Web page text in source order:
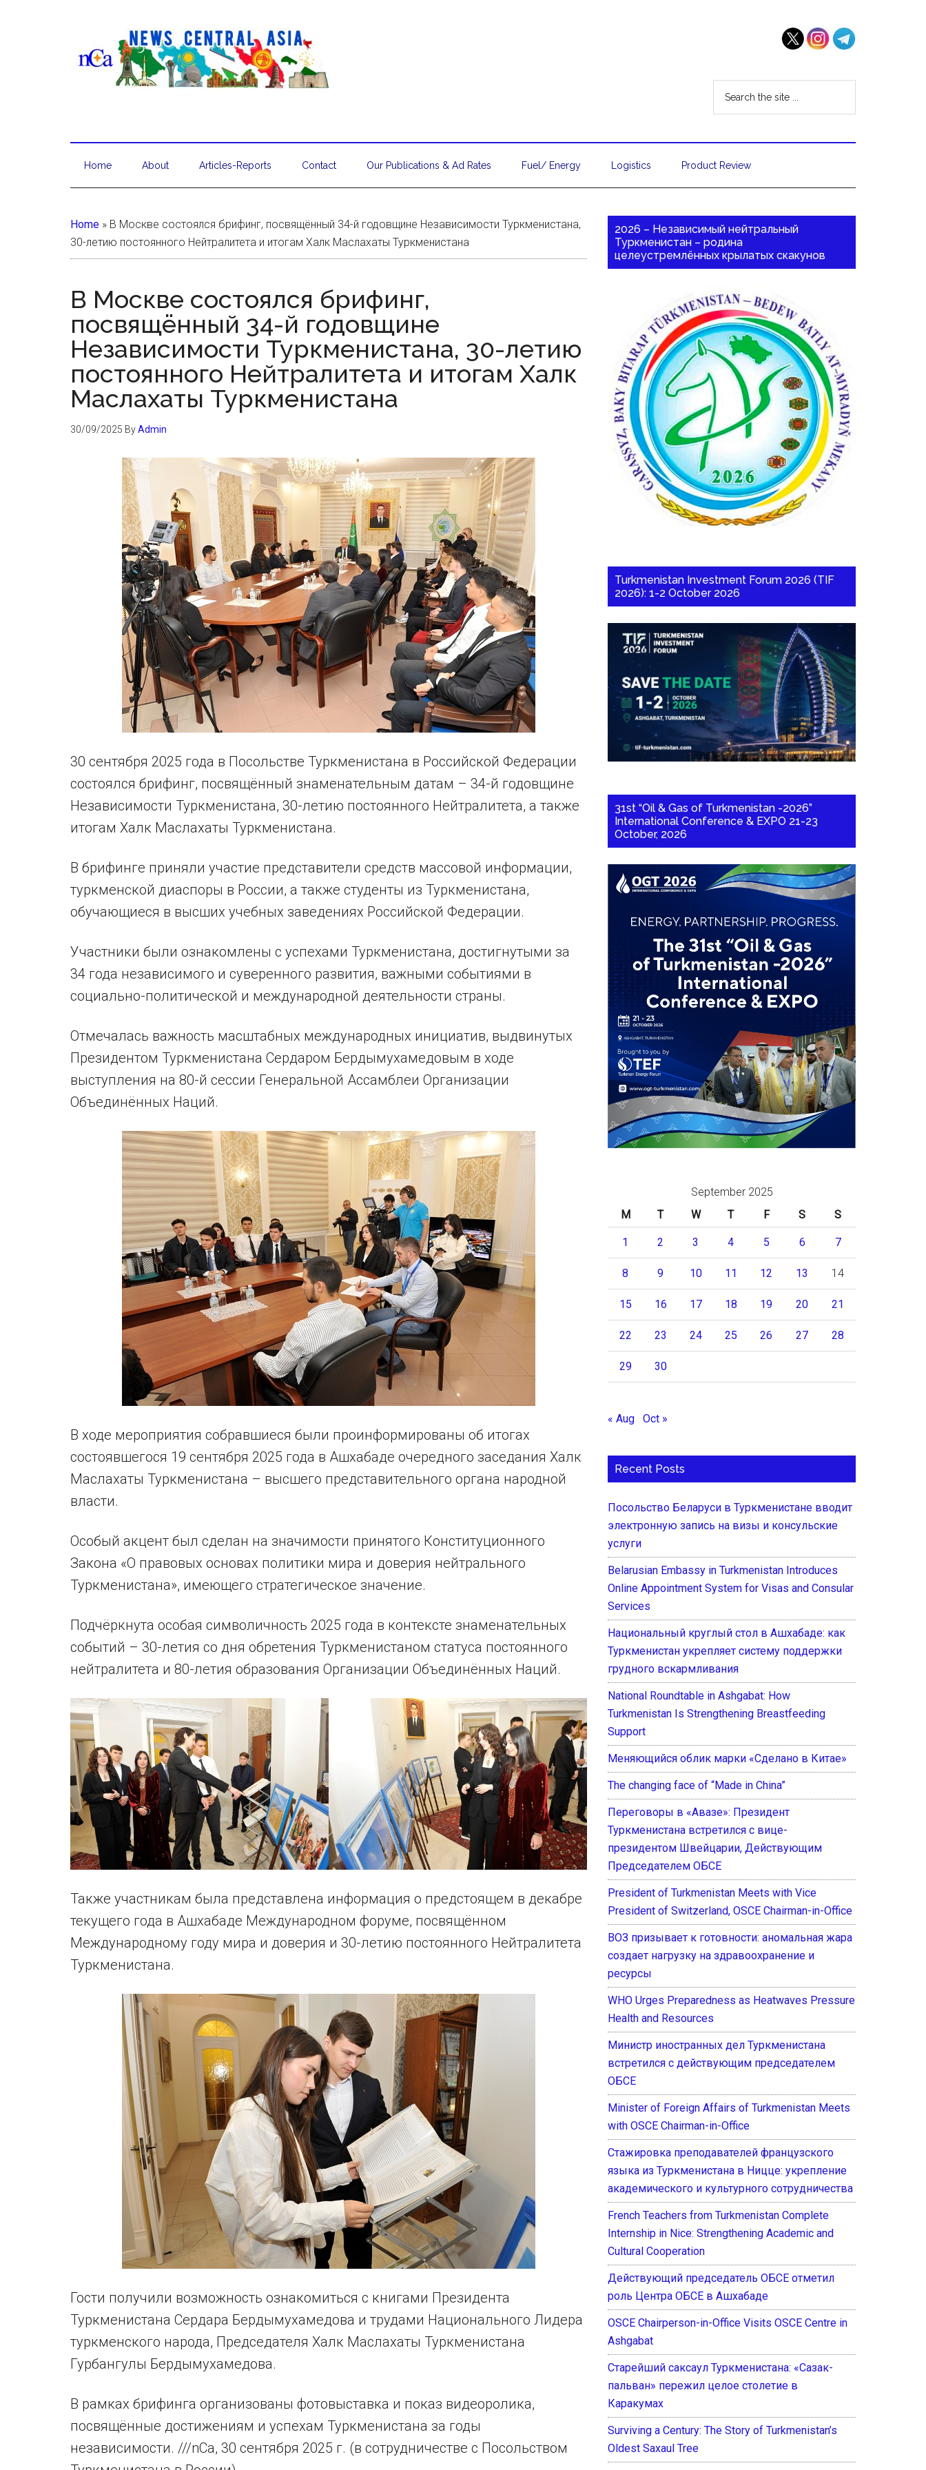
Home About Articles-Reports Contact Our Publications & Ad Rates Fuel/ Energy Logistics Product Review
Home » В Москве состоялся брифинг, посвящённый 34-й годовщине Независимости Туркменистана,
30-летию постоянного Нейтралитета и итогам Халк Маслахаты Туркменистана
В Москве состоялся брифинг,
посвящённый 34-й годовщине
Независимости Туркменистана, 30-летию
постоянного Нейтралитета и итогам Халк
Маслахаты Туркменистана
30/09/2025 ByAdmin
30 сентября 2025 года в Посольстве Туркменистана в Российской Федерации
состоялся брифинг, посвящённый знаменательным датам – 34-й годовщине
Независимости Туркменистана, 30-летию постоянного Нейтралитета, а также
итогам Халк Маслахаты Туркменистана.
В брифинге приняли участие представители средств массовой информации,
туркменской диаспоры в России, а также студенты из Туркменистана,
обучающиеся в высших учебных заведениях Российской Федерации.
Участники были ознакомлены с успехами Туркменистана, достигнутыми за
34 года независимого и суверенного развития, важными событиями в
социально-политической и международной деятельности страны.
Отмечалась важность масштабных международных инициатив, выдвинутых
Президентом Туркменистана Сердаром Бердымухамедовым в ходе
выступления на 80-й сессии Генеральной Ассамблеи Организации
Объединённых Наций.
В ходе мероприятия собравшиеся были проинформированы об итогах
состоявшегося 19 сентября 2025 года в Ашхабаде очередного заседания Халк
Маслахаты Туркменистана – высшего представительного органа народной
власти.
Особый акцент был сделан на значимости принятого Конституционного
Закона «О правовых основах политики мира и доверия нейтрального
Туркменистана», имеющего стратегическое значение.
Подчёркнута особая символичность 2025 года в контексте знаменательных
событий – 30-летия со дня обретения Туркменистаном статуса постоянного
нейтралитета и 80-летия образования Организации Объединённых Наций.
Также участникам была представлена информация о предстоящем в декабре
текущего года в Ашхабаде Международном форуме, посвящённом
Международному году мира и доверия и 30-летию постоянного Нейтралитета
Туркменистана.
Гости получили возможность ознакомиться с книгами Президента
Туркменистана Сердара Бердымухамедова и трудами Национального Лидера
туркменского народа, Председателя Халк Маслахаты Туркменистана
Гурбангулы Бердымухамедова.
В рамках брифинга организованы фотовыставка и показ видеоролика,
посвящённые достижениям и успехам Туркменистана за годы
независимости. ///nCa, 30 сентября 2025 г. (в сотрудничестве с Посольством
2026 – Независимый нейтральный
Туркменистан – родина
целеустремлённых крылатых скакунов
Turkmenistan Investment Forum 2026 (TIF
2026): 1-2 October 2026
31st “Oil & Gas of Turkmenistan -2026”
International Conference & EXPO 21-23
October, 2026
September 2025
M
T W T F S S
1 2 3 4 5 6 7
8 9 10 11 12 13 14
15 16 17 18 19 20 21
22 23 24 25 26 27 28
29 30
« Aug Oct »
Recent Posts
Посольство Беларуси в Туркменистане вводит
электронную запись на визы и консульские
услуги
Belarusian Embassy in Turkmenistan Introduces
Online Appointment System for Visas and Consular
Services
Национальный круглый стол в Ашхабаде: как
Туркменистан укрепляет систему поддержки
грудного вскармливания
National Roundtable in Ashgabat: How
Turkmenistan Is Strengthening Breastfeeding
Support
Меняющийся облик марки «Сделано в Китае»
The changing face of “Made in China”
Переговоры в «Авазе»: Президент
Туркменистана встретился с вице-
президентом Швейцарии, Действующим
Председателем ОБСЕ
President of Turkmenistan Meets with Vice
President of Switzerland, OSCE Chairman-in-Office
ВОЗ призывает к готовности: аномальная жара
создает нагрузку на здравоохранение и
ресурсы
WHO Urges Preparedness as Heatwaves Pressure
Health and Resources
Министр иностранных дел Туркменистана
встретился с действующим председателем
ОБСЕ
Minister of Foreign Affairs of Turkmenistan Meets
with OSCE Chairman-in-Office
Стажировка преподавателей французского
языка из Туркменистана в Ницце: укрепление
академического и культурного сотрудничества
French Teachers from Turkmenistan Complete
Internship in Nice: Strengthening Academic and
Cultural Cooperation
Действующий председатель ОБСЕ отметил
роль Центра ОБСЕ в Ашхабаде
OSCE Chairperson-in-Office Visits OSCE Centre in
Ashgabat
Старейший саксаул Туркменистана: «Сазак-
пальван» пережил целое столетие в
Каракумах
Surviving a Century: The Story of Turkmenistan’s
Oldest Saxaul Tree